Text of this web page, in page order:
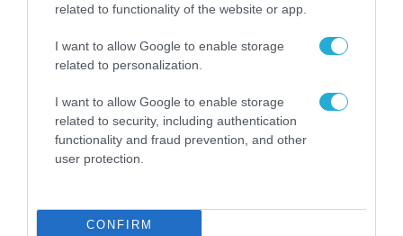
related to functionality of the website or app.
I want to allow Google to enable storage
related to personalization.
I want to allow Google to enable storage
related to security, including authentication
functionality and fraud prevention, and other
user protection.
CONFIRM
ΟΛΗ Η ΡΟΗ ΕΙΔΗΣΕΩΝ